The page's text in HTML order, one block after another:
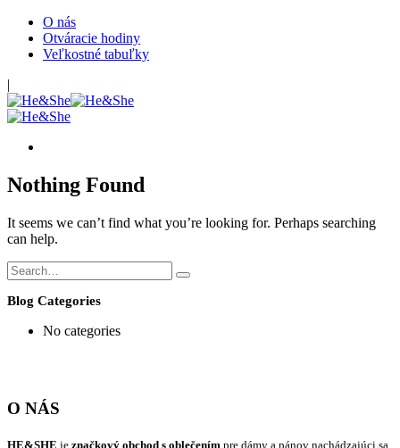
O nás
Otváracie hodiny
Veľkostné tabuľky
|
Nothing Found
It seems we can’t find what you’re looking for. Perhaps searching
can help.
Blog Categories
No categories
O NÁS
HE&SHE je značkový obchod s oblečením pre dámy a pánov nachádzajúci sa